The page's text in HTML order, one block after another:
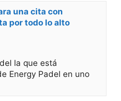
una cita con
por todo lo alto
la que está
Energy Padel en uno